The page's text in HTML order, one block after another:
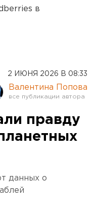
в
2 ИЮНЯ 2026 В 08:33
Валентина Попова
правду
данных о